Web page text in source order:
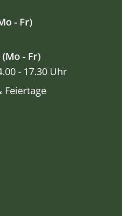
- Fr)
- Fr)
- 17.30 Uhr
Feiertage